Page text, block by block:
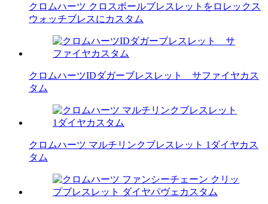
クロムハーツ クロスボールブレスレットをロレックス
ウォッチブレスにカスタム
クロムハーツIDダガーブレスレット サファイヤカス
タム
クロムハーツ マルチリンクブレスレット 1ダイヤカス
タム